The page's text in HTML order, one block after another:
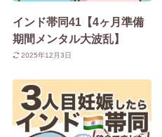
インド帯同41【4ヶ月準備
期間メンタル大波乱】
2025年12月3日